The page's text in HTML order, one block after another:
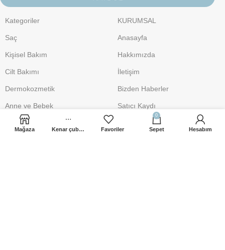
Kategoriler
Saç
Kişisel Bakım
Cilt Bakımı
Dermokozmetik
Anne ve Bebek
Makyaj
KURUMSAL
Anasayfa
Hakkımızda
İletişim
Bizden Haberler
Satıcı Kaydı
Mağaza Kenar çubuğu Favoriler
0
Sepet Hesabım